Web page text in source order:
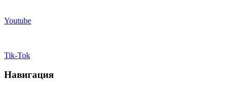
Youtube
Tik-Tok
Навигация